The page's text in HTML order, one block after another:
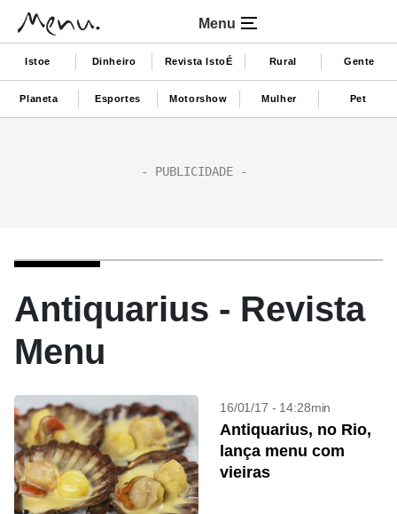
Menu
Istoe Dinheiro Revista IstoÉ Rural Gente
Planeta Esportes Motorshow Mulher Pet
Antiquarius - Revista
Menu
16/01/17 - 14:28min
Antiquarius, no Rio,
lança menu com
vieiras